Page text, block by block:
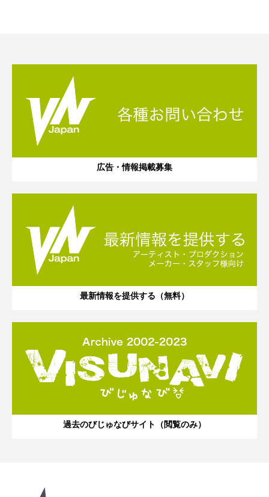
広告・情報掲載募集
最新情報を提供する（無料）
過去のびじゅなびサイト（閲覧のみ）